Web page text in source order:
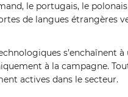
le portugais, le
de langues étrangères
s’enchaînent à
à la campagne.
actives dans le secteur.